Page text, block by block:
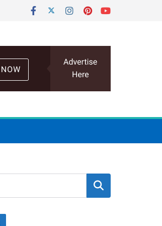
Search